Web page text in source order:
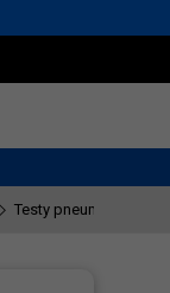
M
Testy pneumatík CST